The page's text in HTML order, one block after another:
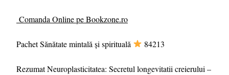
Comanda Online pe Bookzone.ro
Pachet Sănătate mintală și spirituală 84213
Rezumat Neuroplasticitatea: Secretul longevitatii creierului –